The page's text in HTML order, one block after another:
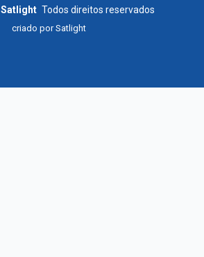
Satlight Todos direitos reservados
criado porSatlight